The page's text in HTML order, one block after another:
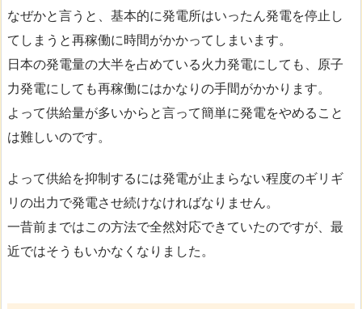
なぜかと言うと、基本的に発電所はいったん発電を停止し
てしまうと再稼働に時間がかかってしまいます。
日本の発電量の大半を占めている火力発電にしても、原子
力発電にしても再稼働にはかなりの手間がかかります。
よって供給量が多いからと言って簡単に発電をやめること
は難しいのです。
よって供給を抑制するには発電が止まらない程度のギリギ
リの出力で発電させ続けなければなりません。
一昔前まではこの方法で全然対応できていたのですが、最
近ではそうもいかなくなりました。